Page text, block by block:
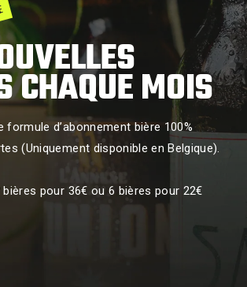
CHAQUE MOIS
formule d’abonnement bière 100%
(Uniquement disponible en Belgique).
pour 36€ ou 6 bières pour 22€